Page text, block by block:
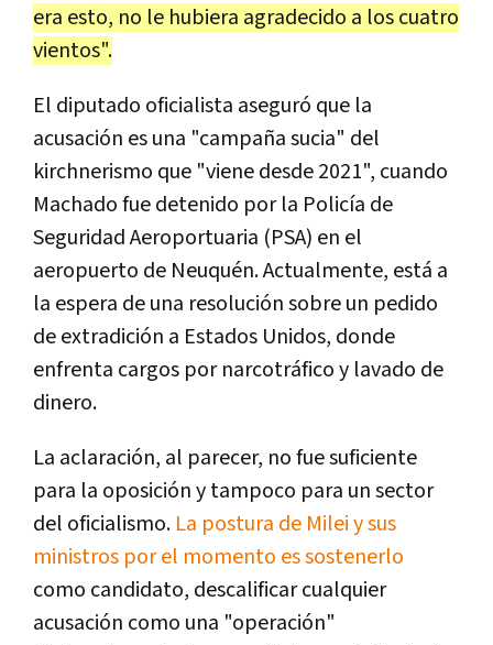
era esto, no le hubiera agradecido a los cuatro
vientos".
El diputado oficialista aseguró que la
acusación es una "campaña sucia" del
kirchnerismo que "viene desde 2021", cuando
Machado fue detenido por la Policía de
Seguridad Aeroportuaria (PSA) en el
aeropuerto de Neuquén. Actualmente, está a
la espera de una resolución sobre un pedido
de extradición a Estados Unidos, donde
enfrenta cargos por narcotráfico y lavado de
dinero.
La aclaración, al parecer, no fue suficiente
para la oposición y tampoco para un sector
del oficialismo. La postura de Milei y sus
ministros por el momento es sostenerlo
como candidato, descalificar cualquier
acusación como una "operación"